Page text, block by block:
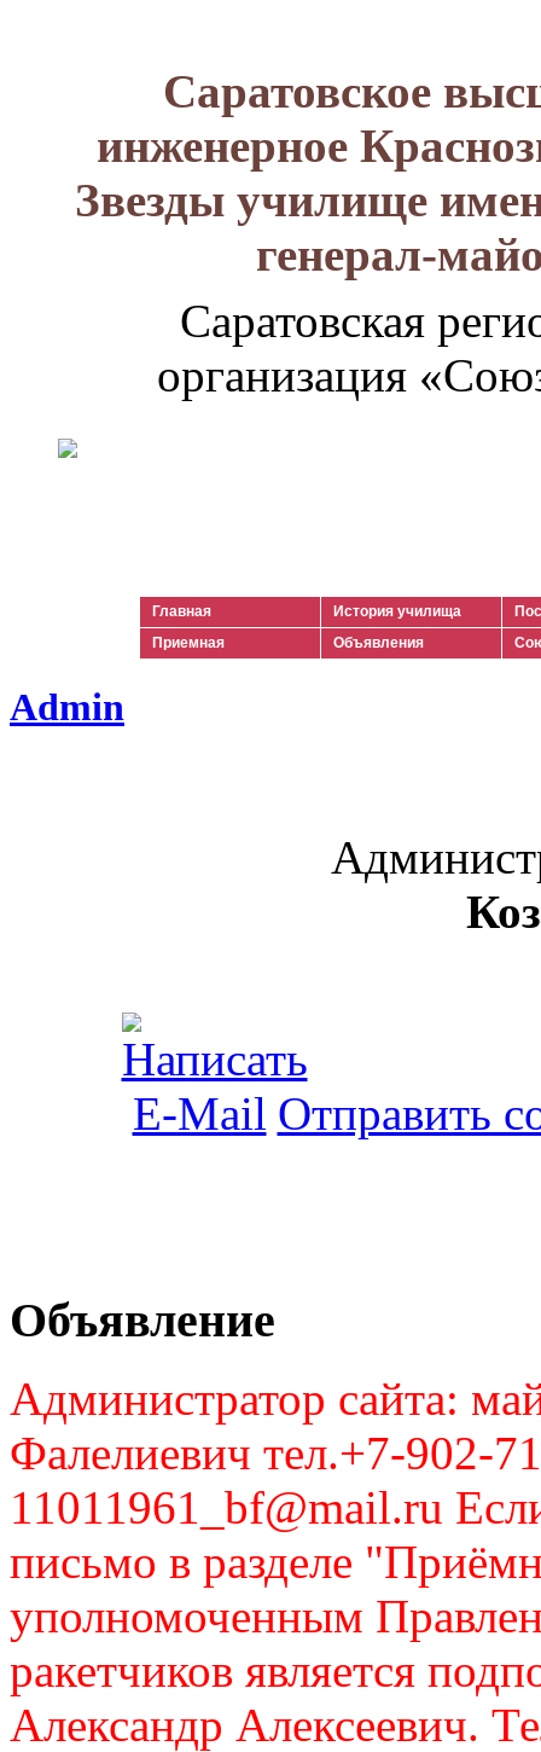
Саратовское
инженерное
Звезды училище
генерал-
Саратовская
организация
Главная История училища
Приемная
Объявления
Admin
Отправить
Объявление
Администратор сайта:
Фалелиевич тел.+7-902-
11011961_bf@mail.ru
письмо в разделе
уполномоченным
ракетчиков является
Александр Алексеевич.